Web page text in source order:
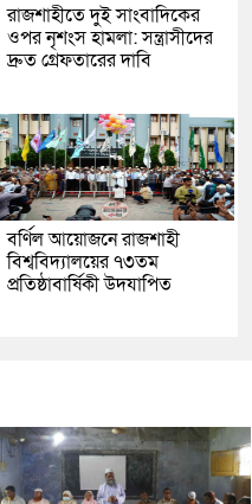
রাজশাহীতে দুই সাংবাদিকের
ওপর নৃশংস হামলা: সন্ত্রাসীদের
দ্রুত গ্রেফতারের দাবি
বর্ণিল আয়োজনে রাজশাহী
বিশ্ববিদ্যালয়ের ৭৩তম
প্রতিষ্ঠাবার্ষিকী উদযাপিত